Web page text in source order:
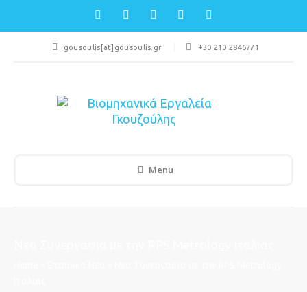
gousoulis[at]gousoulis.gr +30 210 2846771
Menu